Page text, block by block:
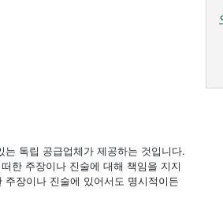
독립 공급업체가 제공하는 것입니다.
한 주장이나 진술에 대해 책임을 지지
장이나 진술에 있어서도 명시적이든